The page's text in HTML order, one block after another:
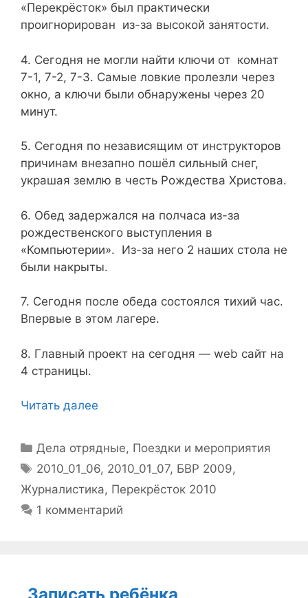
«Перекрёсток» был практически
проигнорирован из-за высокой занятости.
4. Сегодня не могли найти ключи от комнат
7-1, 7-2, 7-3. Самые ловкие пролезли через
окно, а ключи были обнаружены через 20
минут.
5. Сегодня по независящим от инструкторов
причинам внезапно пошёл сильный снег,
украшая землю в честь Рождества Христова.
6. Обед задержался на полчаса из-за
рождественского выступления в
«Компьютерии». Из-за него 2 наших стола не
были накрыты.
7. Сегодня после обеда состоялся тихий час.
Впервые в этом лагере.
8. Главный проект на сегодня — web сайт на
4 страницы.
Читать далее
Рубрики
Дела отрядные, Поездки и мероприятия
Метки
2010_01_06, 2010_01_07, БВР 2009,
Журналистика, Перекрёсток 2010
1 комментарий